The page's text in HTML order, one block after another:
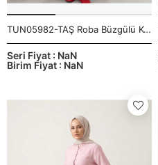
TUN05982-TAŞ Roba Büzgülü Kol Lastik Tunik-Taş
Birim Fiyat : NaN
Seri Fiyat : NaN